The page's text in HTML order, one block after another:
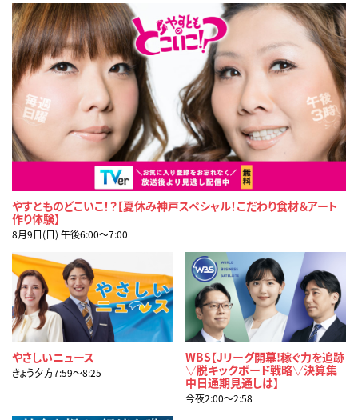
やすとものどこいこ！？【夏休み神戸スペシャル！こだわり食材＆アート
作り体験】
8月9日(日) 午後6:00〜7:00
やさしいニュース
きょう夕方7:59〜8:25
WBS【Jリーグ開幕!稼ぐ力を追跡
▽脱キックボード戦略▽決算集
中日通期見通しは】
今夜2:00〜2:58